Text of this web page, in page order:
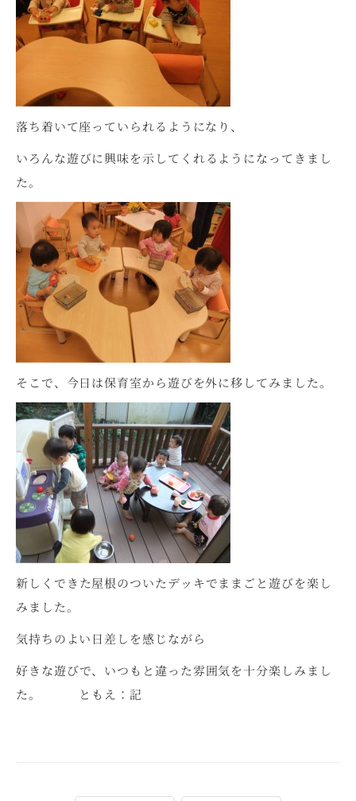
落ち着いて座っていられるようになり、
いろんな遊びに興味を示してくれるようになってきまし
た。
そこで、今日は保育室から遊びを外に移してみました。
新しくできた屋根のついたデッキでままごと遊びを楽し
みました。
気持ちのよい日差しを感じながら
好きな遊びで、いつもと違った雰囲気を十分楽しみまし
た。 ともえ：記